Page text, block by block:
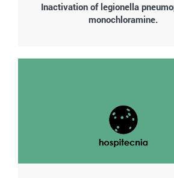
Inactivation of legionella
monochloramine.